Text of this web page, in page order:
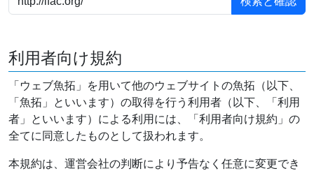
利用者向け規約
「ウェブ魚拓」を用いて他のウェブサイトの魚拓（以下、
「魚拓」といいます）の取得を行う利用者（以下、「利用
者」といいます）による利用には、「利用者向け規約」の
全てに同意したものとして扱われます。
本規約は、運営会社の判断により予告なく任意に変更でき